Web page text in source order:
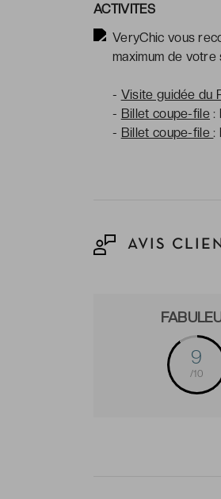
ACTIVITES
VeryChic vous
maximum de votre
- Visite guidée du
- Billet coupe-file :
- Billet coupe-file:
AVIS
9
/10